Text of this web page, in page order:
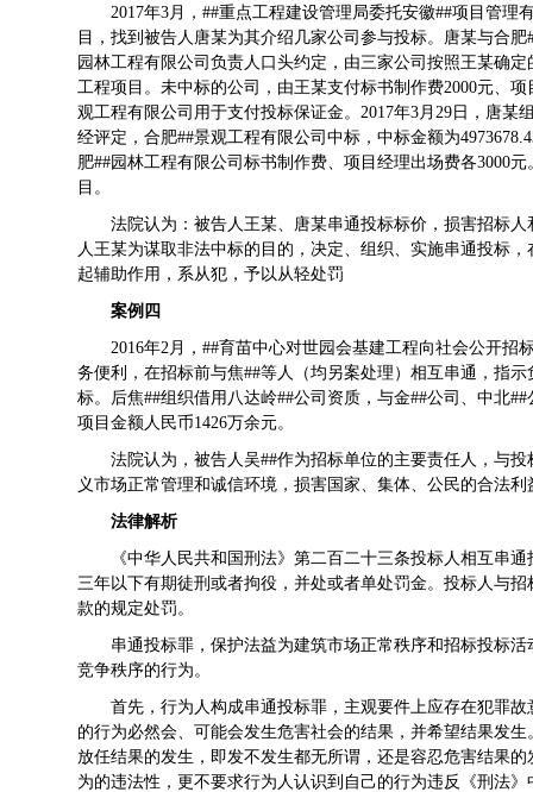
2017年3月，##重点工程建设管理局委托安徽##项目管
目，找到被告人唐某为其介绍几家公司参与投标。唐某与合
园林工程有限公司负责人口头约定，由三家公司按照王某确
工程项目。未中标的公司，由王某支付标书制作费2000元、
观工程有限公司用于支付投标保证金。2017年3月29日，唐
经评定，合肥##景观工程有限公司中标，中标金额为
肥##园林工程有限公司标书制作费、项目经理出场费各3000
目。
法院认为：被告人王某、唐某串通投标标价，损害招标
人王某为谋取非法中标的目的，决定、组织、实施串通投标
起辅助作用，系从犯，予以从轻处罚
案例四
2016年2月，##育苗中心对世园会基建工程向社会公开
务便利，在招标前与焦##等人（均另案处理）相互串通，指
标。后焦##组织借用八达岭##公司资质，与金##公司、中北
项目金额人民币1426万余元。
法院认为，被告人吴##作为招标单位的主要责任人，与
义市场正常管理和诚信环境，损害国家、集体、公民的合法
法律解析
《中华人民共和国刑法》第二百二十三条投标人相互串
三年以下有期徒刑或者拘役，并处或者单处罚金。投标人与
款的规定处罚。
串通投标罪，保护法益为建筑市场正常秩序和招标投标
竞争秩序的行为。
首先，行为人构成串通投标罪，主观要件上应存在犯罪
的行为必然会、可能会发生危害社会的结果，并希望结果发
放任结果的发生，即发不发生都无所谓，还是容忍危害结果
为的违法性，更不要求行为人认识到自己的行为违反《刑法